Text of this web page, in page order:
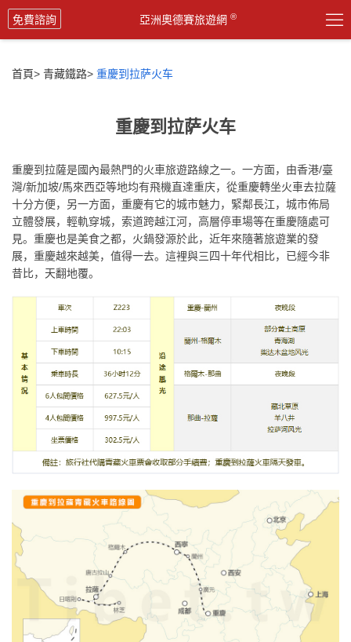

免費諮詢 亞洲奧德賽旅遊網 ®
首頁> 青藏鐵路> 重慶到拉萨火车
重慶到拉萨火车
重慶到拉薩是國內最熱門的火車旅遊路線之一。一方面，由香港/臺
灣/新加坡/馬來西亞等地均有飛機直達重庆，從重慶轉坐火車去拉薩
十分方便，另一方面，重慶有它的城市魅力，緊鄰長江，城市佈局
立體發展，輕軌穿城，索道跨越江河，高層停車場等在重慶隨處可
見。重慶也是美食之都，火鍋發源於此，近年來隨著旅遊業的發
展，重慶越來越美，值得一去。這裡與三四十年代相比，已經今非
昔比，天翻地覆。